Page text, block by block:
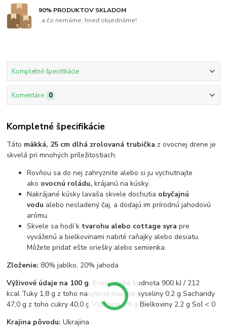
90% PRODUKTOV SKLADOM
..a čo nemáme, hneď objednáme!
Kompletné špecifikácie
Komentáre 0
Kompletné špecifikácie
Táto mäkká, 25 cm dlhá zrolovaná trubička z ovocnej drene je
skvelá pri mnohých príležitostiach.
Rovňou sa do nej zahryznite alebo si ju vychutnajte
ako ovocnú roládu,krájanú na kúsky.
Nakrájané kúsky lavaša skvele dochutia obyčajnú
vodu alebo nesladený čaj, a dodajú im prírodnú jahodovú
arómu.
Skvele sa hodí k tvarohu alebo cottage syrapre
vyváženú a bielkovinami nabité raňajky alebo desiatu.
Môžete pridať ešte oriešky alebo semienka.
Zloženie: 80% jablko, 20% jahoda
Výživové údaje na 100 g: Energetická hodnota 900 kJ / 212
kcal Tuky 1,8 g z toho nasýtené mastné kyseliny 0,2 g Sacharidy
47,0 g z toho cukry 40,0 g Vláknina 6,9 g Bielkoviny 2,2 g Soľ < 0
Krajina pôvodu: Ukrajina